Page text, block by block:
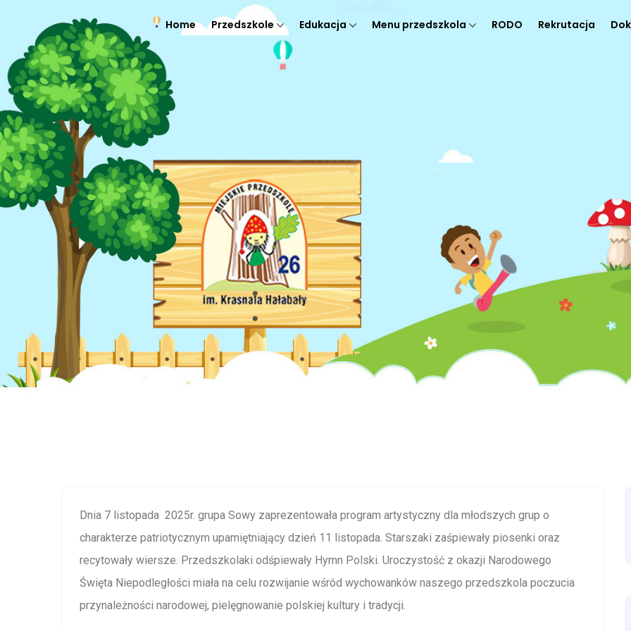
Home Przedszkole Edukacja Menu przedszkola RODO Rekrutacja
Dnia 7 listopada 2025r. grupa Sowy zaprezentowała program artystyczny dla młodszych grup o
charakterze patriotycznym upamiętniający dzień 11 listopada. Starszaki zaśpiewały piosenki oraz
recytowały wiersze. Przedszkolaki odśpiewały Hymn Polski. Uroczystość z okazji Narodowego
Święta Niepodległości miała na celu rozwijanie wśród wychowanków naszego przedszkola poczucia
przynależności narodowej, pielęgnowanie polskiej kultury i tradycji.